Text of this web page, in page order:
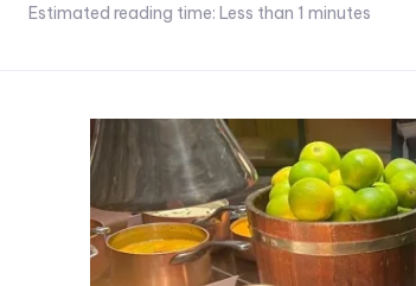
Estimated reading time: Less than 1 minutes